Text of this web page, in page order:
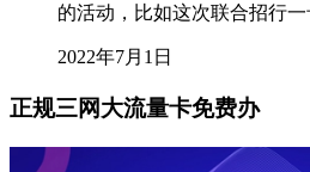
的活动，比如这次联合招行
2022年7月1日
正规三网大流量卡免费办